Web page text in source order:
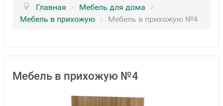
Главная > Мебель для дома >
Мебель в прихожую > Мебель в прихожую №4
Мебель в прихожую №4